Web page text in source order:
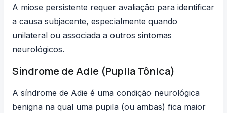
A miose persistente requer avaliação para identificar
a causa subjacente, especialmente quando
unilateral ou associada a outros sintomas
neurológicos.
Síndrome de Adie (Pupila Tônica)
A síndrome de Adie é uma condição neurológica
benigna na qual uma pupila (ou ambas) fica maior